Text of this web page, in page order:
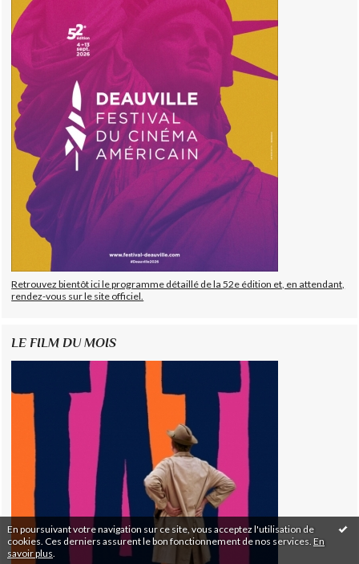
En poursuivant votre navigation sur ce site, vous acceptez l'utilisation de
cookies. Ces derniers assurent le bon fonctionnement de nos services. En
savoir plus
Retrouvez bientôt ici le programme détaillé de la 52e édition et, en attendant,
rendez-vous sur le site officiel.
LE FILM DU MOIS